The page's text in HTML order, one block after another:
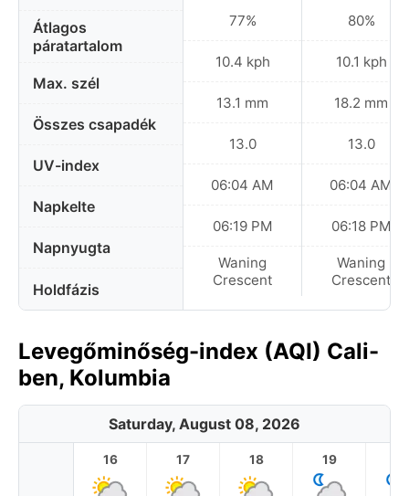
Átlagos
páratartalom
Max. szél
Összes csapadék
UV-index
Napkelte
Napnyugta
Holdfázis
77%
10.4 kph
13.1 mm
13.0
06:04 AM
06:19 PM
Waning
Crescent
80%
10.1 kph
18.2 mm
13.0
06:04 AM
06:18 PM
Waning
Crescent
Levegőminőség-index (AQI) Cali-
ben, Kolumbia
Saturday, August 08, 2026
16 17 18 19